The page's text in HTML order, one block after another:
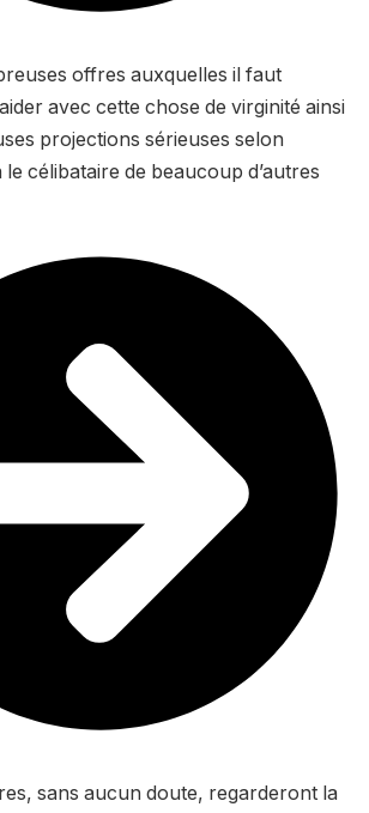
offres auxquelles il faut
avec cette chose de virginité ainsi
projections sérieuses selon
le célibataire de beaucoup d’autres
sans aucun doute, regarderont la